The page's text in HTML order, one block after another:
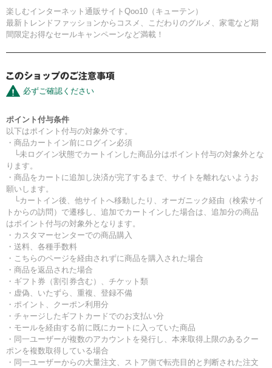
楽しむインターネット通販サイトQoo10（キューテン）
最新トレンドファッションからコスメ、こだわりのグルメ、家電など期
間限定お得なセールキャンペーンなど満載！
必ずご確認ください
ポイント付与条件
以下はポイント付与の対象外です。
・商品カートイン前にログイン必須
└未ログイン状態でカートインした商品分はポイント付与の対象外とな
ります。
・商品をカートに追加し決済が完了するまで、サイトを離れないようお
願いします。
└カートイン後、他サイトへ移動したり、オーガニック経由（検索サイ
トからの訪問）で遷移し、追加でカートインした場合は、追加分の商品
はポイント付与の対象外となります。
・カスタマーセンターでの商品購入
・送料、各種手数料
・こちらのページを経由されずに商品を購入された場合
・商品を返品された場合
・ギフト券（割引券含む）、チケット類
・虚偽、いたずら、重複、登録不備
・ポイント、クーポン利用分
・チャージしたギフトカードでのお支払い分
・モールを経由する前に既にカートに入っていた商品
・同一ユーザーが複数のアカウントを発行し、本来取得上限のあるクー
ポンを複数取得している場合
・同一ユーザーからの大量注文、ストア側で転売目的と判断された注文